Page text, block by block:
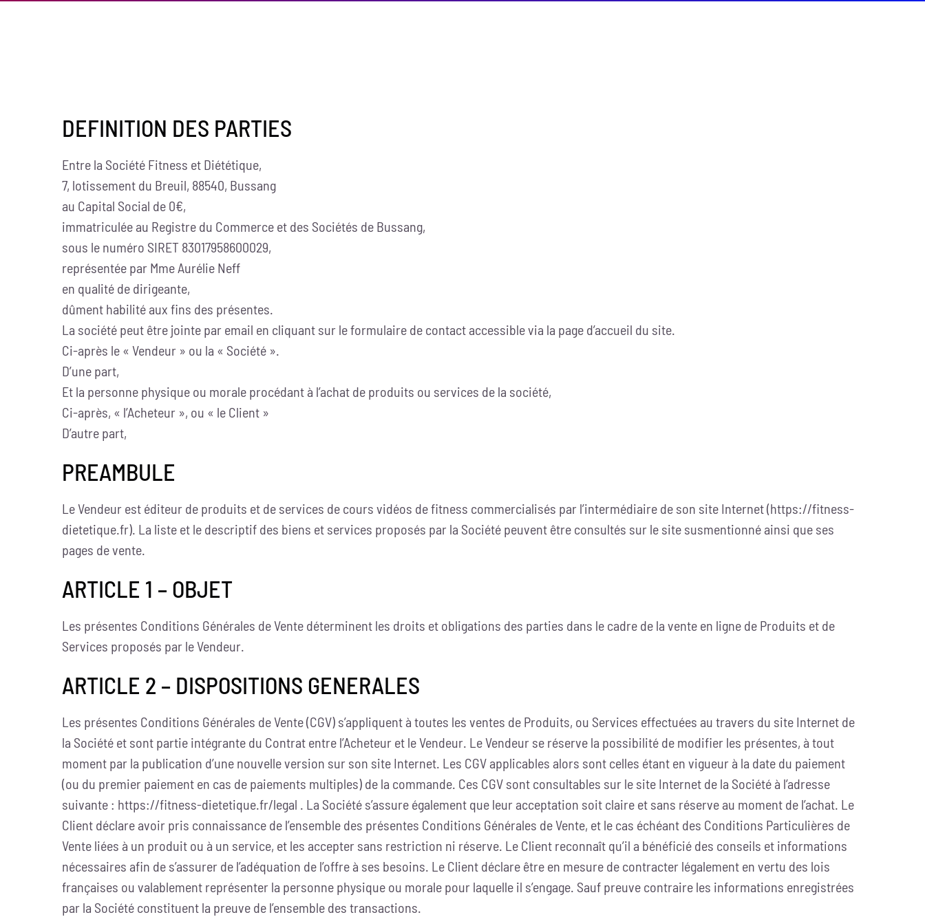
DEFINITION DES PARTIES
Entre la Société Fitness et Diététique,
7, lotissement du Breuil, 88540, Bussang
au Capital Social de 0€,
immatriculée au Registre du Commerce et des Sociétés de Bussang,
sous le numéro SIRET 83017958600029,
représentée par Mme Aurélie Neff
en qualité de dirigeante,
dûment habilité aux fins des présentes.
La société peut être jointe par email en cliquant sur le formulaire de contact accessible via la page d’accueil du site.
Ci-après le « Vendeur » ou la « Société ».
D’une part,
Et la personne physique ou morale procédant à l’achat de produits ou services de la société,
Ci-après, « l’Acheteur », ou « le Client »
D’autre part,
PREAMBULE
Le Vendeur est éditeur de produits et de services de cours vidéos de fitness commercialisés par l’intermédiaire de son site Internet (https://fitness-
dietetique.fr). La liste et le descriptif des biens et services proposés par la Société peuvent être consultés sur le site susmentionné ainsi que ses
pages de vente.
ARTICLE 1 – OBJET
Les présentes Conditions Générales de Vente déterminent les droits et obligations des parties dans le cadre de la vente en ligne de Produits et de
Services proposés par le Vendeur.
ARTICLE 2 – DISPOSITIONS GENERALES
Les présentes Conditions Générales de Vente (CGV) s’appliquent à toutes les ventes de Produits, ou Services effectuées au travers du site Internet de
la Société et sont partie intégrante du Contrat entre l’Acheteur et le Vendeur. Le Vendeur se réserve la possibilité de modifier les présentes, à tout
moment par la publication d’une nouvelle version sur son site Internet. Les CGV applicables alors sont celles étant en vigueur à la date du paiement
(ou du premier paiement en cas de paiements multiples) de la commande. Ces CGV sont consultables sur le site Internet de la Société à l’adresse
suivante : https://fitness-dietetique.fr/legal . La Société s’assure également que leur acceptation soit claire et sans réserve au moment de l’achat. Le
Client déclare avoir pris connaissance de l’ensemble des présentes Conditions Générales de Vente, et le cas échéant des Conditions Particulières de
Vente liées à un produit ou à un service, et les accepter sans restriction ni réserve. Le Client reconnaît qu’il a bénéficié des conseils et informations
nécessaires afin de s’assurer de l’adéquation de l’offre à ses besoins. Le Client déclare être en mesure de contracter légalement en vertu des lois
françaises ou valablement représenter la personne physique ou morale pour laquelle il s’engage. Sauf preuve contraire les informations enregistrées
par la Société constituent la preuve de l’ensemble des transactions.